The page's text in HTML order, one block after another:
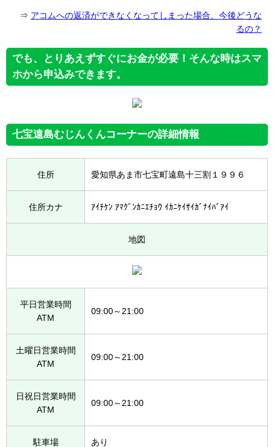
⇒ アコムへの返済ができなくなってしまった場合、今後どうな
るの？
でも、とりあえずすぐにお金が必要！そんな時はスマ
ホから申込みできます。
七宝遠島むじんくんコーナーの詳細情報
住所 愛知県あま市七宝町遠島十三割１９９６
住所カナ ｱｲﾁｹﾝ ｱﾏｸﾞﾝｶﾆｴﾁｮｳ ｲｶﾆｹｲｻｲｶﾞﾅｲﾊﾞｱｲ
地図
平日営業時間
ATM
09:00～21:00
土曜日営業時間
ATM
09:00～21:00
日祝日営業時間
ATM
09:00～21:00
駐車場 あり